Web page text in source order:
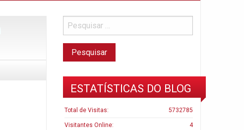
ESTATÍSTICAS DO BLOG
5732785
Total de Visitas:
4
Visitantes Online: